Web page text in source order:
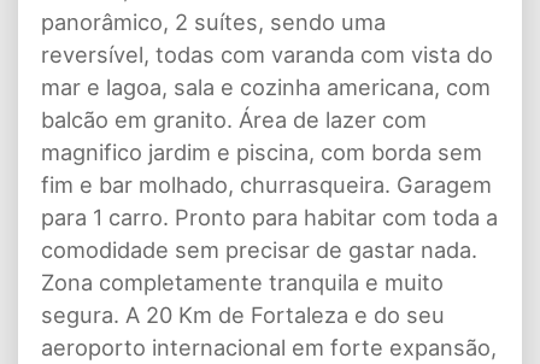
panorâmico, 2 suítes, sendo uma
reversível, todas com varanda com vista do
mar e lagoa, sala e cozinha americana, com
balcão em granito. Área de lazer com
magnifico jardim e piscina, com borda sem
fim e bar molhado, churrasqueira. Garagem
para 1 carro. Pronto para habitar com toda a
comodidade sem precisar de gastar nada.
Zona completamente tranquila e muito
segura. A 20 Km de Fortaleza e do seu
aeroporto internacional em forte expansão,